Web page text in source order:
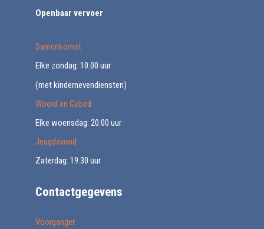
Openbaar vervoer
Samenkomst
Elke zondag: 10.00 uur
(met kindernevendiensten)
Woord en Gebed
Elke woensdag: 20.00 uur
Jeugdavond
Zaterdag: 19.30 uur
Contactgegevens
Voorganger